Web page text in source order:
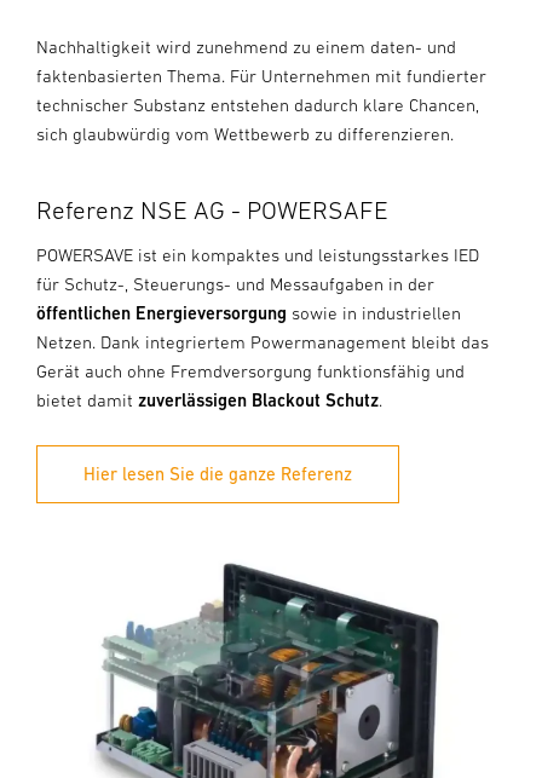
Nachhaltigkeit wird zunehmend zu einem daten- und
faktenbasierten Thema. Für Unternehmen mit fundierter
technischer Substanz entstehen dadurch klare Chancen,
sich glaubwürdig vom Wettbewerb zu differenzieren.
Referenz NSE AG - POWERSAFE
POWERSAVE ist ein kompaktes und leistungsstarkes IED
für Schutz-, Steuerungs- und Messaufgaben in der
öffentlichen Energieversorgung sowie in industriellen
Netzen. Dank integriertem Powermanagement bleibt das
Gerät auch ohne Fremdversorgung funktionsfähig und
bietet damit zuverlässigen Blackout Schutz.
Hier lesen Sie die ganze Referenz